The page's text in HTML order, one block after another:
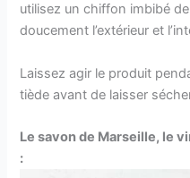
utilisez un chiffon imbibé
doucement l’extérieur et
Laissez agir le produit
tiède avant de laisser
Le savon de Marseille, le
: